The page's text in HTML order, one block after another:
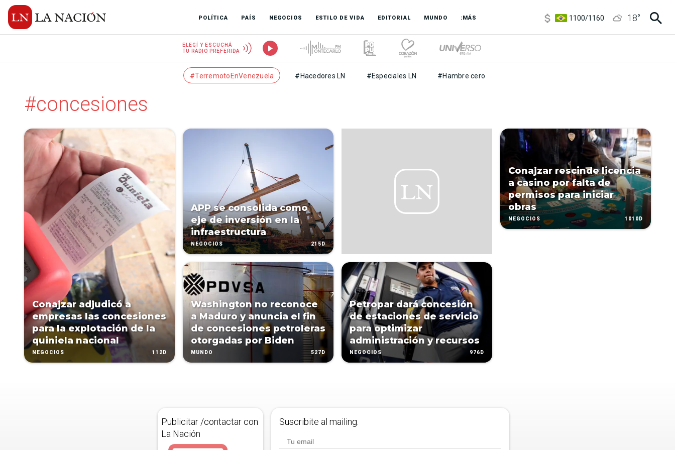
POLÍTICA PAÍS NEGOCIOS ESTILO DE VIDA EDITORIAL MUNDO :MÁS
1100/1160
18°
ELEGÍ Y ESCUCHÁ
TU RADIO PREFERIDA
#TerremotoEnVenezuela #Hacedores LN #Especiales LN #Hambre cero
#concesiones
Conajzar adjudicó a
empresas las concesiones
para la explotación de la
quiniela nacional
NEGOCIOS 112D
APP se consolida como
eje de inversión en la
infraestructura
NEGOCIOS 215D
Washington no reconoce
a Maduro y anuncia el fin
de concesiones petroleras
otorgadas por Biden
MUNDO 527D
Petropar dará concesión
de estaciones de servicio
para optimizar
administración y recursos
NEGOCIOS 976D
Conajzar rescinde licencia
a casino por falta de
permisos para iniciar
obras
NEGOCIOS 1010D
Publicitar /contactar con
La Nación
Suscribite al mailing.